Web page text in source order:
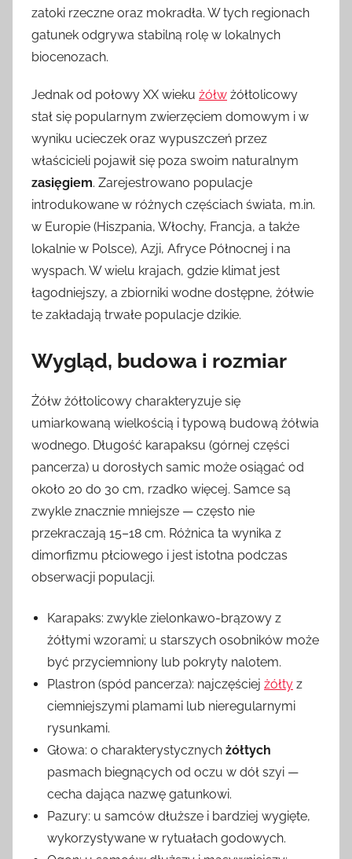
zatoki rzeczne oraz mokradła. W tych regionach
gatunek odgrywa stabilną rolę w lokalnych
biocenozach.
Jednak od połowy XX wieku żółw żółtolicowy
stał się popularnym zwierzęciem domowym i w
wyniku ucieczek oraz wypuszczeń przez
właścicieli pojawił się poza swoim naturalnym
zasięgiem. Zarejestrowano populacje
introdukowane w różnych częściach świata, m.in.
w Europie (Hiszpania, Włochy, Francja, a także
lokalnie w Polsce), Azji, Afryce Północnej i na
wyspach. W wielu krajach, gdzie klimat jest
łagodniejszy, a zbiorniki wodne dostępne, żółwie
te zakładają trwałe populacje dzikie.
Wygląd, budowa i rozmiar
Żółw żółtolicowy charakteryzuje się
umiarkowaną wielkością i typową budową żółwia
wodnego. Długość karapaksu (górnej części
pancerza) u dorosłych samic może osiągać od
około 20 do 30 cm, rzadko więcej. Samce są
zwykle znacznie mniejsze — często nie
przekraczają 15–18 cm. Różnica ta wynika z
dimorfizmu płciowego i jest istotna podczas
obserwacji populacji.
Karapaks: zwykle zielonkawo-brązowy z
żółtymi wzorami; u starszych osobników może
być przyciemniony lub pokryty nalotem.
Plastron (spód pancerza): najczęściej żółty z
ciemniejszymi plamami lub nieregularnymi
rysunkami.
Głowa: o charakterystycznych żółtych
pasmach biegnących od oczu w dół szyi —
cecha dająca nazwę gatunkowi.
Pazury: u samców dłuższe i bardziej wygięte,
wykorzystywane w rytuałach godowych.